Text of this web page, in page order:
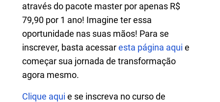
através do pacote master por apenas R$
79,90 por 1 ano! Imagine ter essa
oportunidade nas suas mãos! Para se
inscrever, basta acessaresta página aqui e
começar sua jornada de transformação
agora mesmo.
Clique aqui e se inscreva no curso de